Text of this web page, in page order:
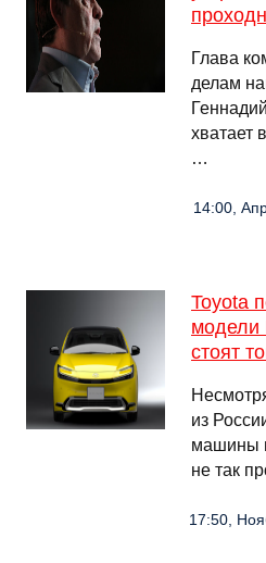
Глава
делам
хватает
…
14:00,
Toyota
модели
стоят
из
машины
не так
17:50,